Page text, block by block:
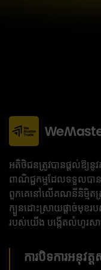
អតិថិជនត្រូវបានផ្តល់ឱ្យ
ពាណិជ្ជកម្មដែលទទួលប
ពួកគេនៅលើគណនីនិម្មិតត្
ក្បួនដោះស្រាយផ្តាច់មុ
របស់យើង បង្កើតលំហូរសា
ការបិទការអនុវត្